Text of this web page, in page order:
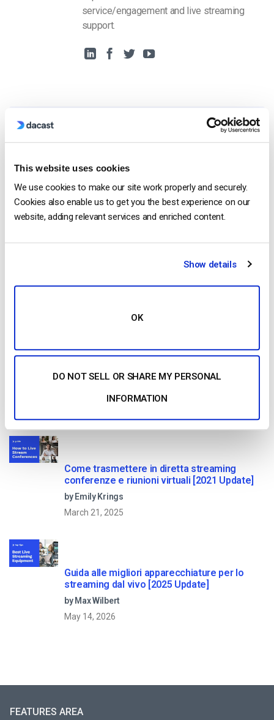
This website uses cookies
We use cookies to make our site work properly and securely.
Cookies also enable us to get you the best experience on our
website, adding relevant services and enriched content.
Show details
OK
DO NOT SELL OR SHARE MY PERSONAL
INFORMATION
service/engagement and live streaming
support.
Free 14-Day Trial
Get Started!
Start streaming immediately
streaming live nel 2025
by Max Wilbert
Come trasmettere in diretta streaming
conferenze e riunioni virtuali [2021 Update]
by Emily Krings
March 21, 2025
Guida alle migliori apparecchiature per lo
streaming dal vivo [2025 Update]
by Max Wilbert
May 14, 2026
FEATURES AREA